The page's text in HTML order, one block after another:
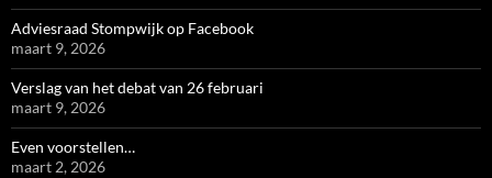
Adviesraad Stompwijk op Facebook
maart 9, 2026
Verslag van het debat van 26 februari
maart 9, 2026
Even voorstellen…
maart 2, 2026